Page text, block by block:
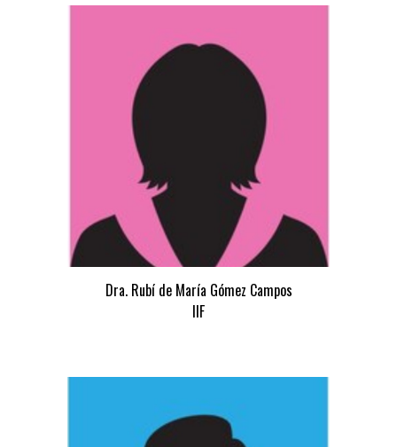
Dra. Rubí de María Gómez Campos
IIF